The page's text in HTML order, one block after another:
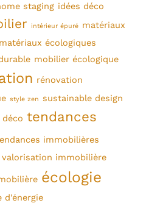
staging idées déco
intérieur épuré matériaux
matériaux écologiques
mobilier écologique
rénovation
style zen sustainable design
tendances
immobilières
valorisation immobilière
écologie
d'énergie